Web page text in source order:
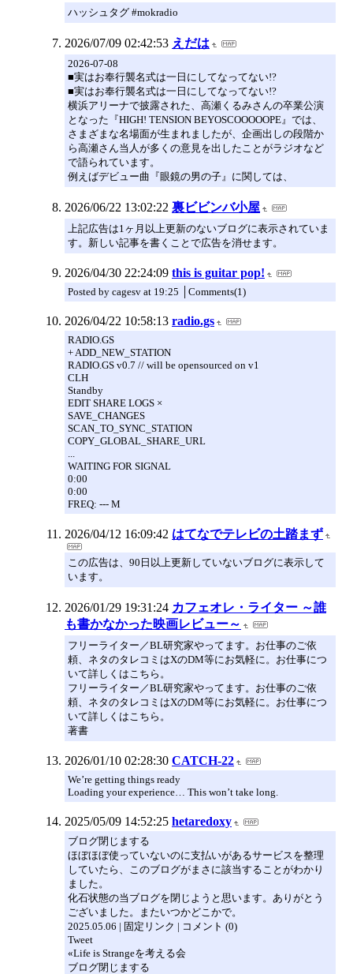
ハッシュタグ #mokradio
2026/07/09 02:42:53 えだは
2026-07-08
■実はお奉行襲名式は一日にしてなってない!?
■実はお奉行襲名式は一日にしてなってない!?
横浜アリーナで披露された、高瀬くるみさんの卒業公演
となった『HIGH! TENSION BEYOSCOOOOOPE』では、
さまざまな名場面が生まれましたが、企画出しの段階か
ら高瀬さん当人が多くの意見を出したことがラジオなど
で語られています。
例えばデビュー曲『眼鏡の男の子』に関しては、
2026/06/22 13:02:22 裏ビビンバ小屋
上記広告は1ヶ月以上更新のないブログに表示されていま
す。新しい記事を書くことで広告を消せます。
2026/04/30 22:24:09 this is guitar pop!
Posted by cagesv at 19:25 │Comments(1)
2026/04/22 10:58:13 radio.gs
RADIO.GS
+ ADD_NEW_STATION
RADIO.GS v0.7 // will be opensourced on v1
CLH
Standby
EDIT SHARE LOGS ×
SAVE_CHANGES
SCAN_TO_SYNC_STATION
COPY_GLOBAL_SHARE_URL
WAITING FOR SIGNAL
0:00
0:00
FREQ: --- M
2026/04/12 16:09:42 はてなでテレビの土踏まず
この広告は、90日以上更新していないブログに表示して
います。
2026/01/29 19:31:24 カフェオレ・ライター ～誰
も書かなかった映画レビュー～
フリーライター／BL研究家やってます。お仕事のご依
頼、ネタのタレコミはXのDM等にお気軽に。お仕事につ
いて詳しくはこちら。
フリーライター／BL研究家やってます。お仕事のご依
頼、ネタのタレコミはXのDM等にお気軽に。お仕事につ
いて詳しくはこちら。
著書
2026/01/10 02:28:30 CATCH-22
We’re getting things ready
Loading your experience… This won’t take long.
2025/05/09 14:52:25 hetaredoxy
ブログ閉じまする
ほぼほぼ使っていないのに支払いがあるサービスを整理
していたら、このブログがまさに該当することがわかり
ました。
化石状態の当ブログを閉じようと思います。ありがとう
ございました。またいつかどこかで。
2025.05.06 | 固定リンク | コメント (0)
Tweet
«Life is Strangeを考える会
ブログ閉じまする